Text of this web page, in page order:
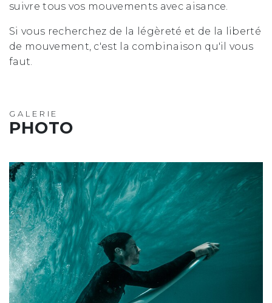
suivre tous vos mouvements avec aisance.
Si vous recherchez de la légèreté et de la liberté
de mouvement, c'est la combinaison qu'il vous
faut.
GALERIE
PHOTO